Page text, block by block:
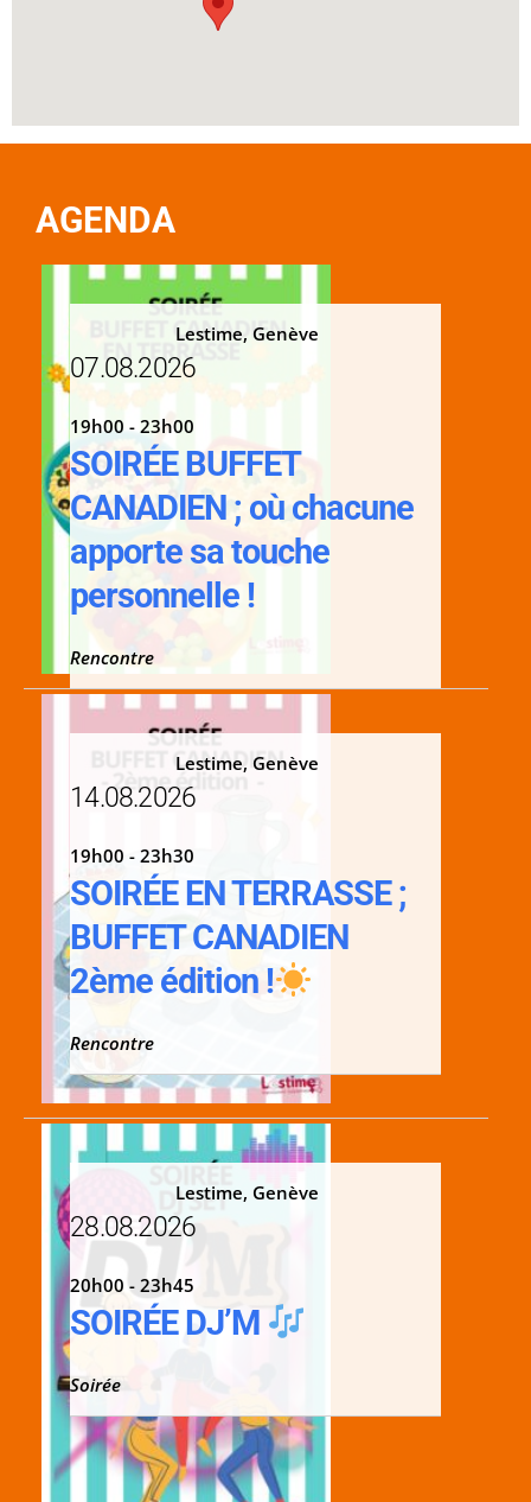
AGENDA
Lestime, Genève
07.08.2026
19h00 - 23h00
SOIRÉE BUFFET
CANADIEN ; où chacune
apporte sa touche
personnelle !
Rencontre
Lestime, Genève
14.08.2026
19h00 - 23h30
SOIRÉE EN TERRASSE ;
BUFFET CANADIEN
2ème édition !
Rencontre
Lestime, Genève
28.08.2026
20h00 - 23h45
SOIRÉE DJ’M
Soirée